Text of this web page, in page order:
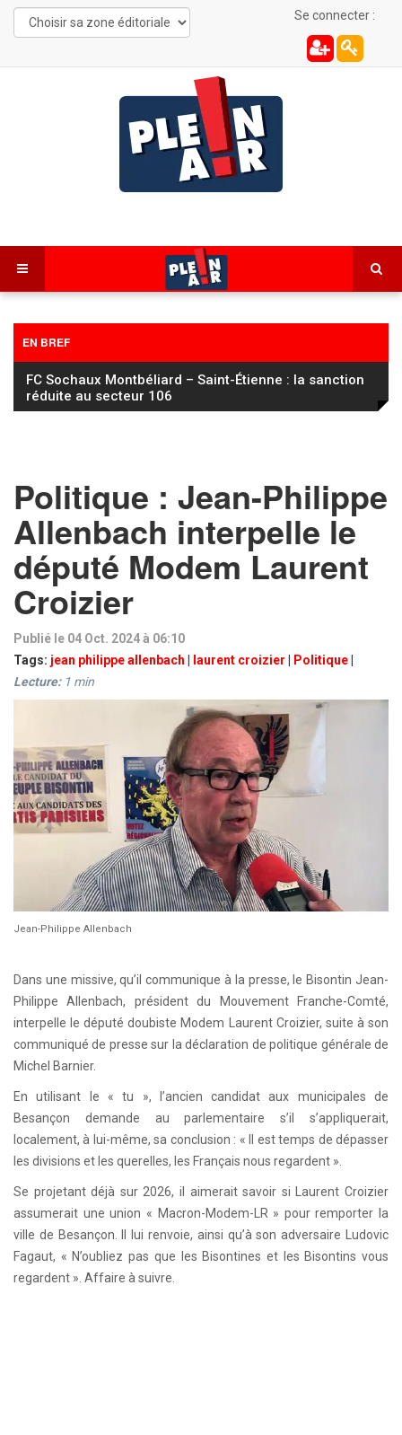
Se connecter :
EN BREF
FC Sochaux Montbéliard – Saint-Étienne : la sanction
réduite au secteur 106
Politique : Jean-Philippe
Allenbach interpelle le
député Modem Laurent
Croizier
Publié le 04 Oct. 2024 à 06:10
Tags: jean philippe allenbach laurent croizier Politique
Lecture: 1 min
Jean-Philippe Allenbach
Dans une missive, qu’il communique à la presse, le Bisontin Jean-
Philippe Allenbach, président du Mouvement Franche-Comté,
interpelle le député doubiste Modem Laurent Croizier, suite à son
communiqué de presse sur la déclaration de politique générale de
Michel Barnier.
En utilisant le « tu », l’ancien candidat aux municipales de
Besançon demande au parlementaire s’il s’appliquerait,
localement, à lui-même, sa conclusion : « Il est temps de dépasser
les divisions et les querelles, les Français nous regardent ».
Se projetant déjà sur 2026, il aimerait savoir si Laurent Croizier
assumerait une union « Macron-Modem-LR » pour remporter la
ville de Besançon. Il lui renvoie, ainsi qu’à son adversaire Ludovic
Fagaut, « N’oubliez pas que les Bisontines et les Bisontins vous
regardent ». Affaire à suivre.